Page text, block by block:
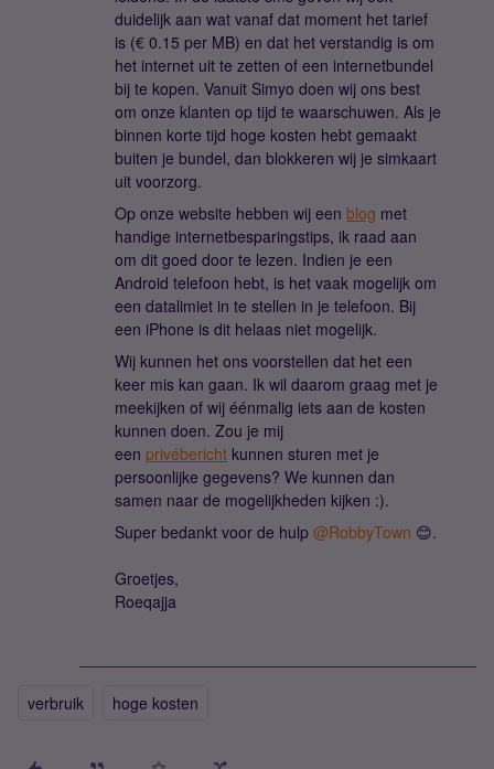
duidelijk aan wat vanaf dat moment het tarief
is (€ 0.15 per MB) en dat het verstandig is om
het internet uit te zetten of een internetbundel
bij te kopen. Vanuit Simyo doen wij ons best
om onze klanten op tijd te waarschuwen. Als je
binnen korte tijd hoge kosten hebt gemaakt
buiten je bundel, dan blokkeren wij je simkaart
uit voorzorg.
Op onze website hebben wij een blog met
handige internetbesparingstips, ik raad aan
om dit goed door te lezen. Indien je een
Android telefoon hebt, is het vaak mogelijk om
een datalimiet in te stellen in je telefoon. Bij
een iPhone is dit helaas niet mogelijk.
Wij kunnen het ons voorstellen dat het een
keer mis kan gaan. Ik wil daarom graag met je
meekijken of wij éénmalig iets aan de kosten
kunnen doen. Zou je mij
een privébericht kunnen sturen met je
persoonlijke gegevens? We kunnen dan
samen naar de mogelijkheden kijken :).
Super bedankt voor de hulp @RobbyTown 😊.
Groetjes,
Roeqajja
verbruik hoge kosten